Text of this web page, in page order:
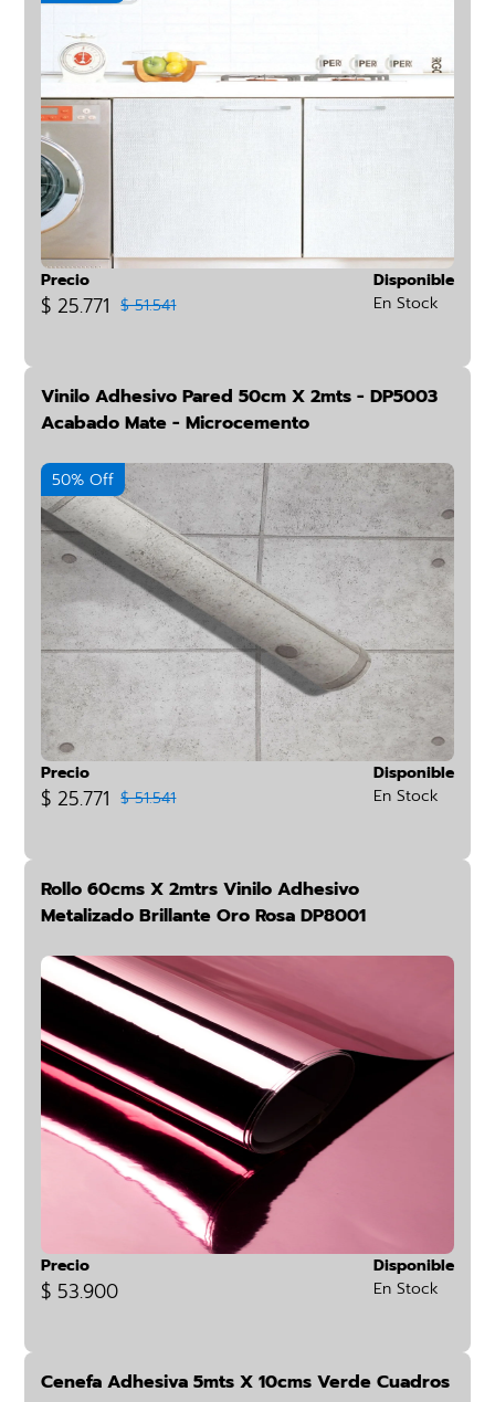
Precio
$ 25.771 $ 51.541
Disponible
En Stock
Vinilo Adhesivo Pared 50cm X 2mts - DP5003
Acabado Mate - Microcemento
50% Off
Precio
$ 25.771 $ 51.541
Disponible
En Stock
Rollo 60cms X 2mtrs Vinilo Adhesivo
Metalizado Brillante Oro Rosa DP8001
Precio
$ 53.900
Disponible
En Stock
Cenefa Adhesiva 5mts X 10cms Verde Cuadros